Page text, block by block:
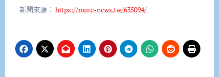
新聞來源： https://more-news.tw/635094/